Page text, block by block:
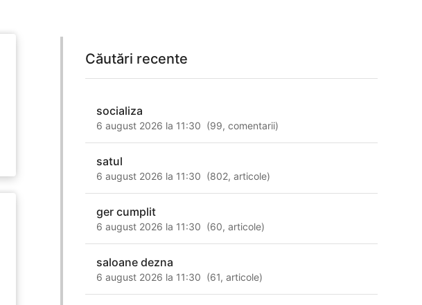
Căutări recente
socializa
6 august 2026 la 11:30 (99,comentarii)
satul
6 august 2026 la 11:30 (802,articole)
ger cumplit
6 august 2026 la 11:30 (60,articole)
saloane dezna
6 august 2026 la 11:30 (61,articole)